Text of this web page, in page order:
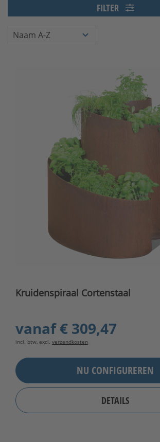
FILTER
Kruidenspiraal Cortenstaal
vanaf€ 309,47
incl. btw, excl. verzendkosten
NU CONFIGUREREN
DETAILS